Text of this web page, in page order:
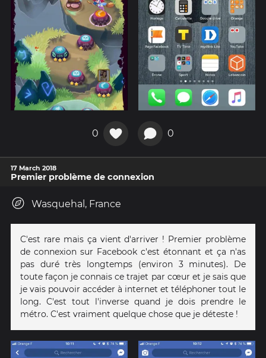
0 0
17 March 2018
Premier problème de connexion
Wasquehal, France
C'est rare mais ça vient d'arriver ! Premier problème
de connexion sur Facebook c'est étonnant et ça n'as
pas duré très longtemps (environ 3 minutes). De
toute façon je connais ce trajet par cœur et je sais que
je vais pouvoir accéder à internet et téléphoner tout le
long. C'est tout l'inverse quand je dois prendre le
métro. C'est vraiment quelque chose que je déteste !